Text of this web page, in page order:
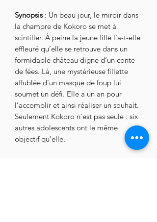
Synopsis: Un beau jour, le miroir dans
la chambre de Kokoro se met à
scintiller. À peine la jeune fille l’a-t-elle
effleuré qu’elle se retrouve dans un
formidable château digne d’un conte
de fées. Là, une mystérieuse fillette
affublée d’un masque de loup lui
soumet un défi. Elle a un an pour
l’accomplir et ainsi réaliser un souhait.
Seulement Kokoro n’est pas seule : six
autres adolescents ont le même
objectif qu’elle.​